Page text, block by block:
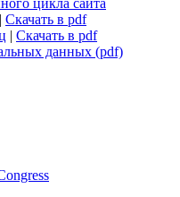
цикла сайта
| Скачать в pdf
| Скачать в pdf
данных (pdf)